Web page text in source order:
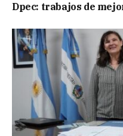
Dpec: trabajos de